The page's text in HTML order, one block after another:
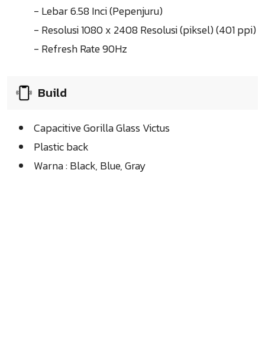
- Lebar 6.58 Inci (Pepenjuru)
- Resolusi 1080 x 2408 Resolusi (piksel) (401 ppi)
- Refresh Rate 90Hz
Build
Capacitive Gorilla Glass Victus
Plastic back
Warna : Black, Blue, Gray